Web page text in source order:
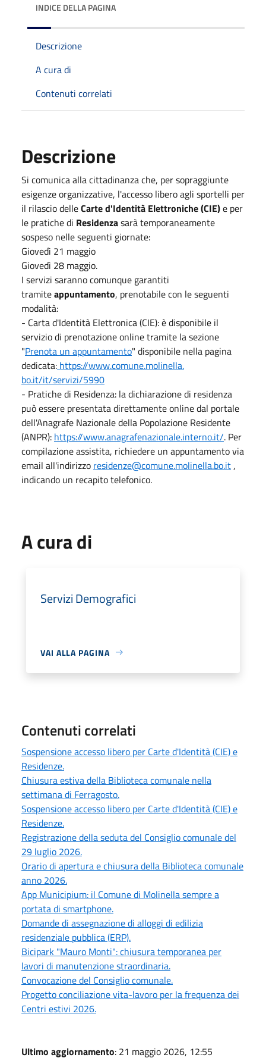
INDICE DELLA PAGINA
Descrizione
A cura di
Contenuti correlati
Descrizione
Si comunica alla cittadinanza che, per sopraggiunte
esigenze organizzative, l'accesso libero agli sportelli per
il rilascio delleCarte d'Identità Elettroniche (CIE)e per
le pratiche di Residenzasarà temporaneamente
sospeso nelle seguenti giornate:
Giovedì 21 maggio
Giovedì 28 maggio.
I servizi saranno comunque garantiti
tramiteappuntamento, prenotabile con le seguenti
modalità:
- Carta d'Identità Elettronica (CIE): è disponibile il
servizio di prenotazione online tramite la sezione
"Prenota un appuntamento" disponibile nella pagina
dedicata: https://www.comune.molinella.
bo.it/it/servizi/5990
- Pratiche di Residenza: la dichiarazione di residenza
può essere presentata direttamente online dal portale
dell'Anagrafe Nazionale della Popolazione Residente
(ANPR): https://www.anagrafenazionale.interno.it/. Per
compilazione assistita, richiedere un appuntamento via
email all'indirizzo residenze@comune.molinella.bo.it ,
indicando un recapito telefonico.
A cura di
Servizi Demografici
VAI ALLA PAGINA
Contenuti correlati
Sospensione accesso libero per Carte d'Identità (CIE) e
Residenze.
Chiusura estiva della Biblioteca comunale nella
settimana di Ferragosto.
Sospensione accesso libero per Carte d'Identità (CIE) e
Residenze.
Registrazione della seduta del Consiglio comunale del
29 luglio 2026.
Orario di apertura e chiusura della Biblioteca comunale
anno 2026.
App Municipium: il Comune di Molinella sempre a
portata di smartphone.
Domande di assegnazione di alloggi di edilizia
residenziale pubblica (ERP).
Bicipark "Mauro Monti": chiusura temporanea per
lavori di manutenzione straordinaria.
Convocazione del Consiglio comunale.
Progetto conciliazione vita-lavoro per la frequenza dei
Centri estivi 2026.
Ultimo aggiornamento: 21 maggio 2026, 12:55